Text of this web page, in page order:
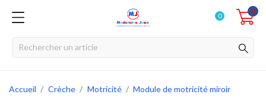
0
0
Accueil Crèche Motricité Module de motricité miroir